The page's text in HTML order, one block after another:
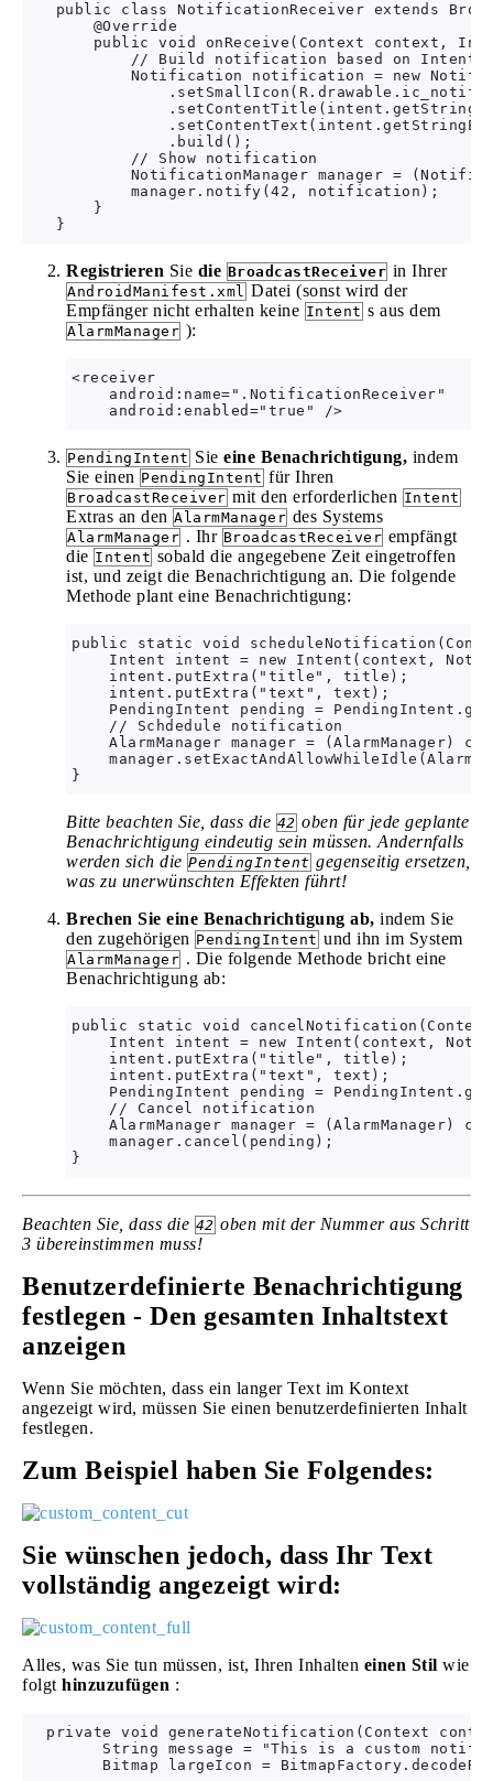
public class NotificationReceiver extends
       @Override
public void onReceive(Context context,
           // Build notification based on Intent
Notification notification = new
               .build();
           // Show notification
NotificationManager manager =
           manager.notify(42, notification);
       }
Registrieren Sie die BroadcastReceiver in Ihrer
AndroidManifest.xml Datei (sonst wird der
Empfänger nicht erhalten keine Intent s aus dem
AlarmManager ):
<receiver
    android:name=".NotificationReceiver"
PendingIntent Sie eine Benachrichtigung, indem
Sie einen PendingIntent für Ihren
BroadcastReceiver mit den erforderlichen Intent
Extras an den AlarmManager des Systems
AlarmManager . Ihr BroadcastReceiver empfängt
die Intent sobald die angegebene Zeit eingetroffen
ist, und zeigt die Benachrichtigung an. Die folgende
Methode plant eine Benachrichtigung:
public static void
Intent intent = new Intent(context,
    intent.putExtra("title", title);
    intent.putExtra("text", text);
PendingIntent pending =
    // Schdedule notification
AlarmManager manager = (AlarmManager)
Bitte beachten Sie, dass die 42 oben für jede geplante
Benachrichtigung eindeutig sein müssen. Andernfalls
werden sich die PendingIntent gegenseitig ersetzen,
was zu unerwünschten Effekten führt!
Brechen Sie eine Benachrichtigung ab, indem Sie
den zugehörigen PendingIntent und ihn im System
AlarmManager . Die folgende Methode bricht eine
Benachrichtigung ab:
public static void
Intent intent = new Intent(context,
    intent.putExtra("title", title);
    intent.putExtra("text", text);
PendingIntent pending =
    // Cancel notification
AlarmManager manager = (AlarmManager)
    manager.cancel(pending);
Beachten Sie, dass die 42 oben mit der Nummer aus Schritt
3 übereinstimmen muss!
Benutzerdefinierte Benachrichtigung
festlegen - Den gesamten Inhaltstext
anzeigen
Wenn Sie möchten, dass ein langer Text im Kontext
angezeigt wird, müssen Sie einen benutzerdefinierten Inhalt
festlegen.
Zum Beispiel haben Sie Folgendes:
Sie wünschen jedoch, dass Ihr Text
vollständig angezeigt wird:
Alles, was Sie tun müssen, ist, Ihren Inhalten einen Stil wie
folgt hinzuzufügen :
private void generateNotification(Context
String message = "This is a custom
Bitmap largeIcon =